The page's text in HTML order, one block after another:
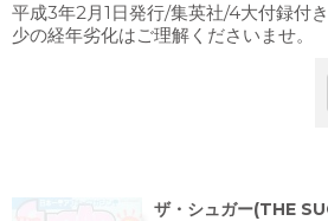
平成3年2月1日発行/集英社/4大付録付
少の経年劣化はご理解くださいませ。
ザ・シュガー(THE